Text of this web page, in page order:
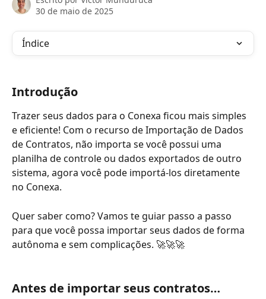
30 de maio de 2025
Índice
Introdução
Trazer seus dados para o Conexa ficou mais simples
e eficiente! Com o recurso de Importação de Dados
de Contratos, não importa se você possui uma
planilha de controle ou dados exportados de outro
sistema, agora você pode importá-los diretamente
no Conexa.
Quer saber como? Vamos te guiar passo a passo
para que você possa importar seus dados de forma
autônoma e sem complicações. 🚀🚀🚀
Antes de importar seus contratos…